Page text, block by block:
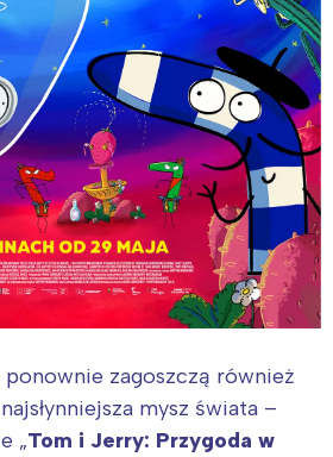
zagoszczą również
mysz świata –
„Tom i Jerry: Przygoda w